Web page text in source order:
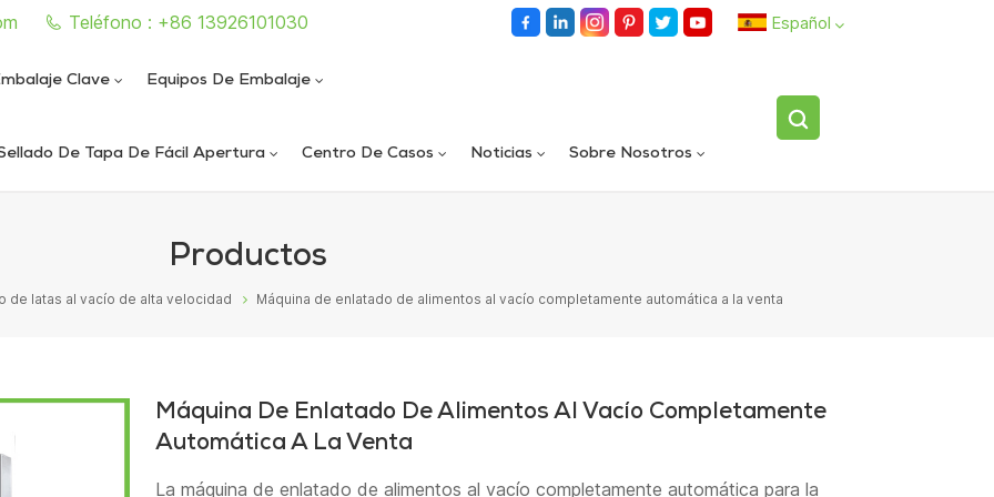
Teléfono : +86 13926101030 Español
Clave Equipos De Embalaje
De Tapa De Fácil Apertura Centro De Casos Noticias Sobre Nosotros
Productos
de latas al vacío de alta velocidad Máquina de enlatado de alimentos al vacío completamente automática a la venta
Máquina De Enlatado De Alimentos Al Vacío Completamente
Automática A La Venta
La máquina de enlatado de alimentos al vacío completamente automática para la